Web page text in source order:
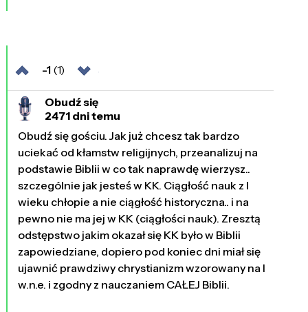
-1(1)
Obudź się
2471 dni temu
Obudź się gościu. Jak już chcesz tak bardzo
uciekać od kłamstw religijnych, przeanalizuj na
podstawie Biblii w co tak naprawdę wierzysz..
szczególnie jak jesteś w KK. Ciągłość nauk z I
wieku chłopie a nie ciągłość historyczna.. i na
pewno nie ma jej w KK (ciągłości nauk). Zresztą
odstępstwo jakim okazał się KK było w Biblii
zapowiedziane, dopiero pod koniec dni miał się
ujawnić prawdziwy chrystianizm wzorowany na I
w.n.e. i zgodny z nauczaniem CAŁEJ Biblii.